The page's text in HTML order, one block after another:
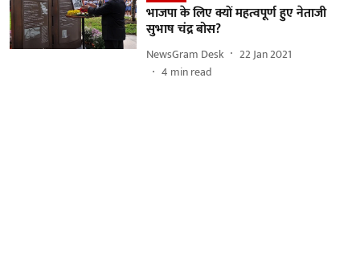
भाजपा के लिए क्यों महत्वपूर्ण हुए नेताजी
सुभाष चंद्र बोस?
NewsGram Desk
22 Jan 2021
4 min read